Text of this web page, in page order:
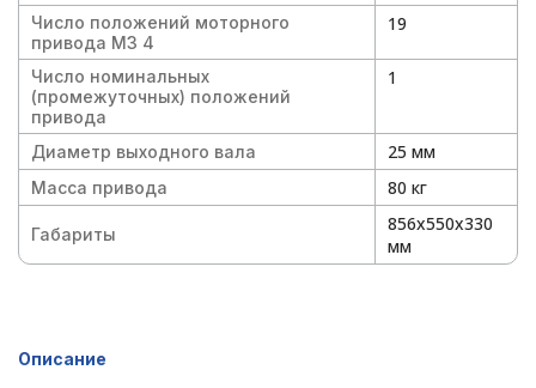
Число положений моторного
привода МЗ 4
19
Число номинальных
(промежуточных) положений
привода
1
Диаметр выходного вала 25 мм
Масса привода 80 кг
Габариты
856х550х330
мм
Описание